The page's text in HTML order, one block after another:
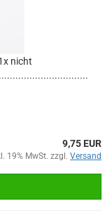
nicht
9,75 EUR
19% MwSt. zzgl. Versand